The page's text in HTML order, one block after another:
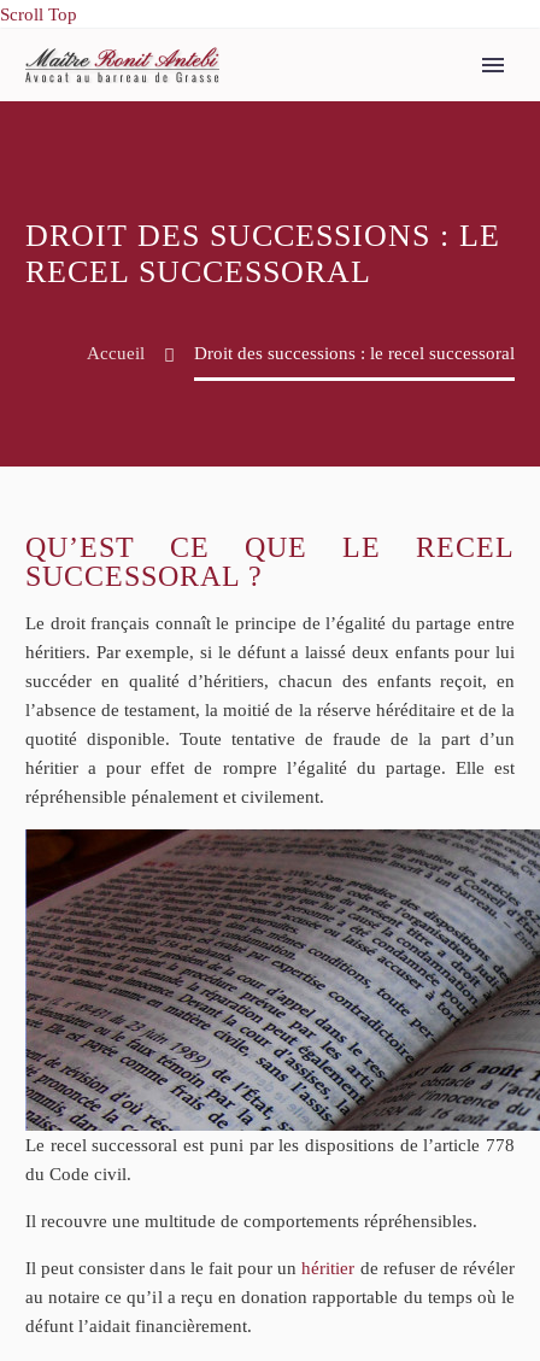
Scroll Top
DROIT DES SUCCESSIONS : LE
RECEL SUCCESSORAL
Accueil Droit des successions : le recel successoral
QU’EST CE QUE LE RECEL
SUCCESSORAL ?
Le droit français connaît le principe de l’égalité du partage entre
héritiers. Par exemple, si le défunt a laissé deux enfants pour lui
succéder en qualité d’héritiers, chacun des enfants reçoit, en
l’absence de testament, la moitié de la réserve héréditaire et de la
quotité disponible. Toute tentative de fraude de la part d’un
héritier a pour effet de rompre l’égalité du partage. Elle est
répréhensible pénalement et civilement.
Le recel successoral est puni par les dispositions de l’article 778
du Code civil.
Il recouvre une multitude de comportements répréhensibles.
Il peut consister dans le fait pour unhéritier de refuser de révéler
au notaire ce qu’il a reçu en donation rapportable du temps où le
défunt l’aidait financièrement.